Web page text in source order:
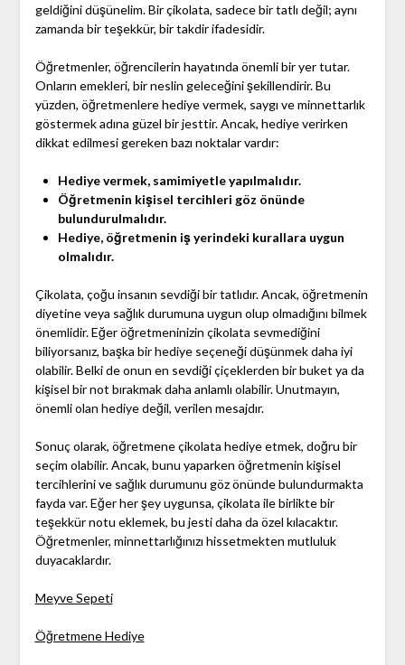
geldiğini düşünelim. Bir çikolata, sadece bir tatlı değil; aynı
zamanda bir teşekkür, bir takdir ifadesidir.
Öğretmenler, öğrencilerin hayatında önemli bir yer tutar.
Onların emekleri, bir neslin geleceğini şekillendirir. Bu
yüzden, öğretmenlere hediye vermek, saygı ve minnettarlık
göstermek adına güzel bir jesttir. Ancak, hediye verirken
dikkat edilmesi gereken bazı noktalar vardır:
Hediye vermek, samimiyetle yapılmalıdır.
Öğretmenin kişisel tercihleri göz önünde
bulundurulmalıdır.
Hediye, öğretmenin iş yerindeki kurallara uygun
olmalıdır.
Çikolata, çoğu insanın sevdiği bir tatlıdır. Ancak, öğretmenin
diyetine veya sağlık durumuna uygun olup olmadığını bilmek
önemlidir. Eğer öğretmeninizin çikolata sevmediğini
biliyorsanız, başka bir hediye seçeneği düşünmek daha iyi
olabilir. Belki de onun en sevdiği çiçeklerden bir buket ya da
kişisel bir not bırakmak daha anlamlı olabilir. Unutmayın,
önemli olan hediye değil, verilen mesajdır.
Sonuç olarak, öğretmene çikolata hediye etmek, doğru bir
seçim olabilir. Ancak, bunu yaparken öğretmenin kişisel
tercihlerini ve sağlık durumunu göz önünde bulundurmakta
fayda var. Eğer her şey uygunsa, çikolata ile birlikte bir
teşekkür notu eklemek, bu jesti daha da özel kılacaktır.
Öğretmenler, minnettarlığınızı hissetmekten mutluluk
duyacaklardır.
Meyve Sepeti
Öğretmene Hediye